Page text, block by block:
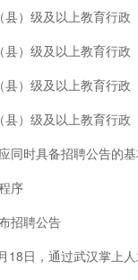
县）级及以上教育行
县）级及以上教育行
县）级及以上教育行
县）级及以上教育行
同时具备招聘公告的
序
招聘公告
18日，通过武汉掌上